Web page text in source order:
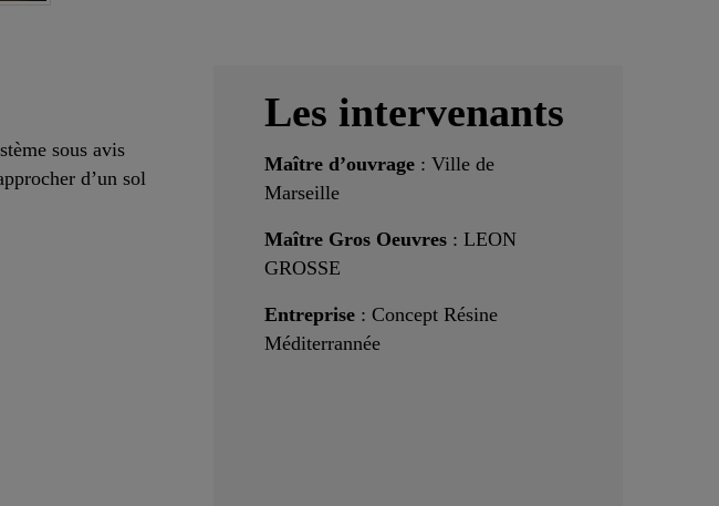
sous avis
d’un sol
Les intervenants
Maître d’ouvrage: Ville de
Marseille
Maître Gros Oeuvres: LEON
GROSSE
Entreprise : Concept Résine
Méditerrannée